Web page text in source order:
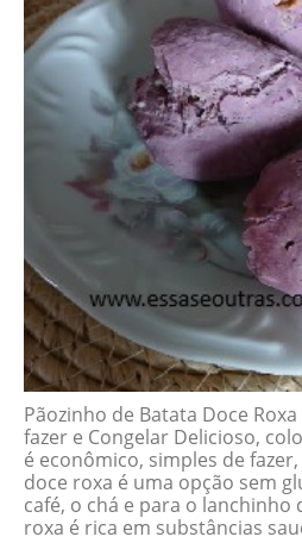
Pãozinho de Batata Doce
fazer e Congelar Delicioso,
é econômico, simples de
doce roxa é uma opção sem
café, o chá e para o lanchinho
roxa é rica em substâncias